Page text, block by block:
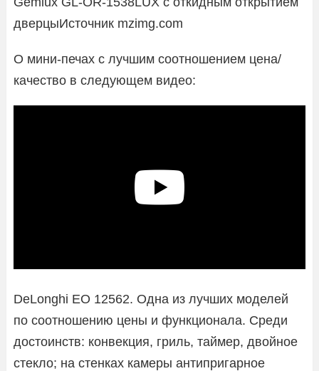
дверцыИсточник mzimg.com
О мини-печах с лучшим соотношением цена/
качество в следующем видео:
DeLonghi EO 12562. Одна из лучших моделей
по соотношению цены и функционала. Среди
достоинств: конвекция, гриль, таймер, двойное
стекло; на стенках камеры антипригарное